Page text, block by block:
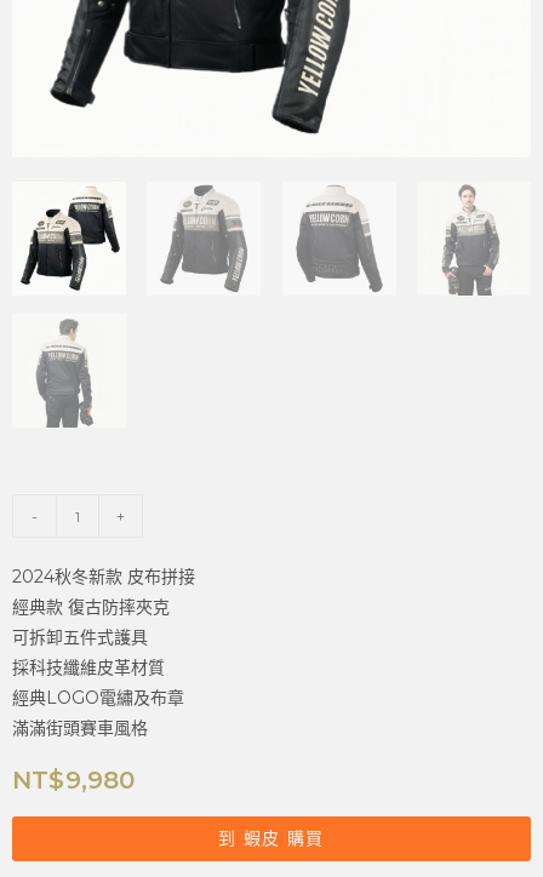
- +
2024秋冬新款 皮布拼接
經典款 復古防摔夾克
可拆卸五件式護具
採科技纖維皮革材質
經典LOGO電繡及布章
滿滿街頭賽車風格
NT$9,980
到 蝦皮 購買